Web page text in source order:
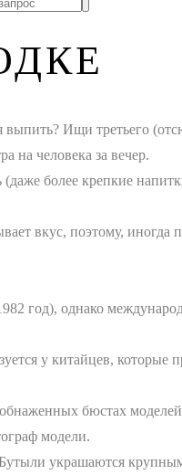
Ищи третьего
на человека за вечер.
более крепкие
вкус, поэтому,
год), однако
у китайцев, которые
бюстах
модели.
украшаются